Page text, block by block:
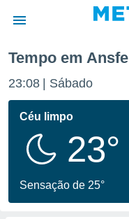
da
foi
fornecidas
a este
das
Tempo em
23:08 Sábado
Céu limpo
23°
Sensação de 25°